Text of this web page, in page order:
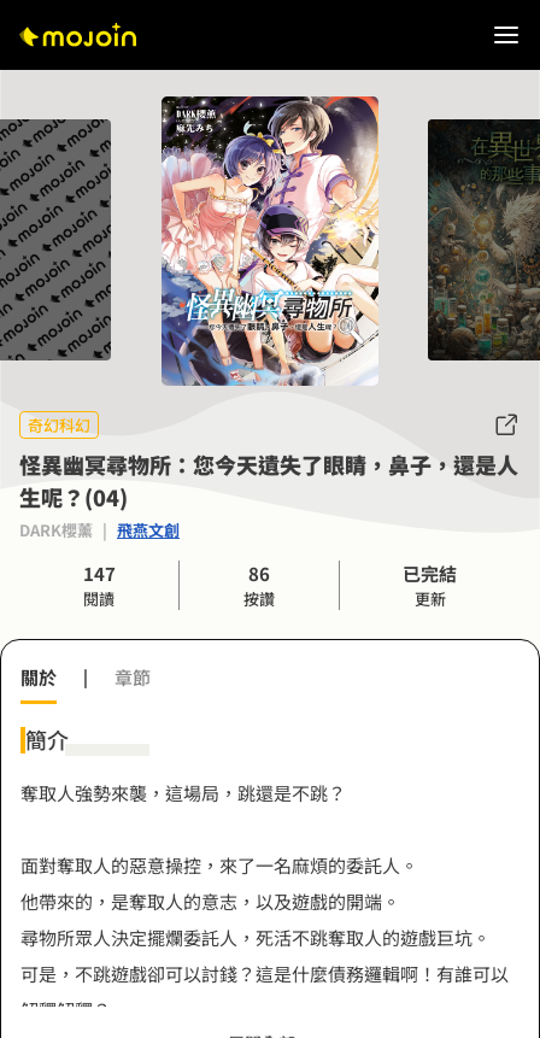
奇幻科幻
怪異幽冥尋物所：您今天遺失了眼睛，鼻子，還是人
生呢？(04)
DARK櫻薰 | 飛燕文創
147
閱讀
86
按讚
已完結
更新
關於 | 章節
簡介
奪取人強勢來襲，這場局，跳還是不跳？
面對奪取人的惡意操控，來了一名麻煩的委託人。
他帶來的，是奪取人的意志，以及遊戲的開端。
尋物所眾人決定擺爛委託人，死活不跳奪取人的遊戲巨坑。
可是，不跳遊戲卻可以討錢？這是什麼債務邏輯啊！有誰可以
解釋解釋？